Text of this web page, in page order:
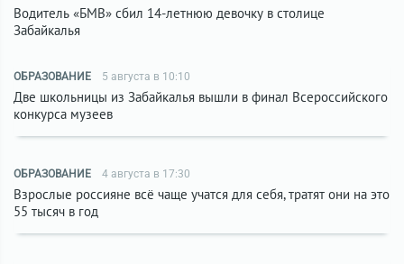
Водитель «БМВ» сбил 14-летнюю девочку в столице
Забайкалья
ОБРАЗОВАНИЕ 5 августа в 10:10
Две школьницы из Забайкалья вышли в финал Всероссийского
конкурса музеев
ОБРАЗОВАНИЕ 4 августа в 17:30
Взрослые россияне всё чаще учатся для себя, тратят они на это
55 тысяч в год